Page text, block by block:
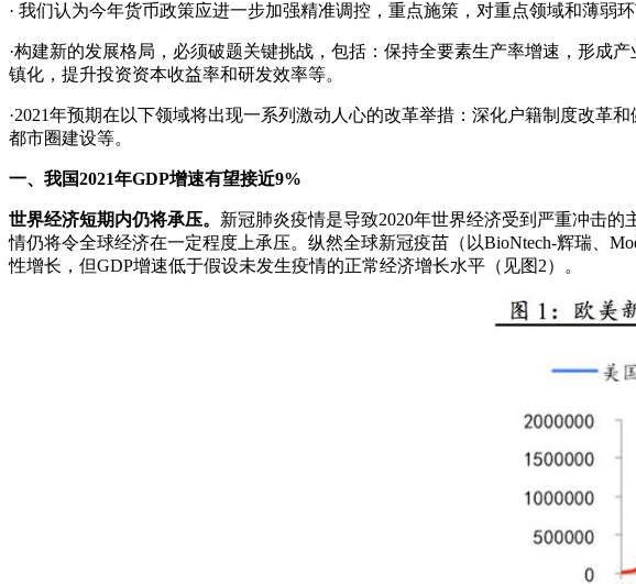
· 我们认为今年货币政策应进一步加强精准调控，重点施策，对重点领域和薄弱
·构建新的发展格局，必须破题关键挑战，包括：保持全要素生产率增速，形成
镇化，提升投资资本收益率和研发效率等。
·2021年预期在以下领域将出现一系列激动人心的改革举措：深化户籍制度改革
都市圈建设等。
一、我国2021年GDP增速有望接近9%
世界经济短期内仍将承压。 新冠肺炎疫情是导致2020年世界经济受到严重冲击
情仍将令全球经济在一定程度上承压。纵然全球新冠疫苗（以BioNtech-辉瑞、
性增长，但GDP增速低于假设未发生疫情的正常经济增长水平（见图2）。